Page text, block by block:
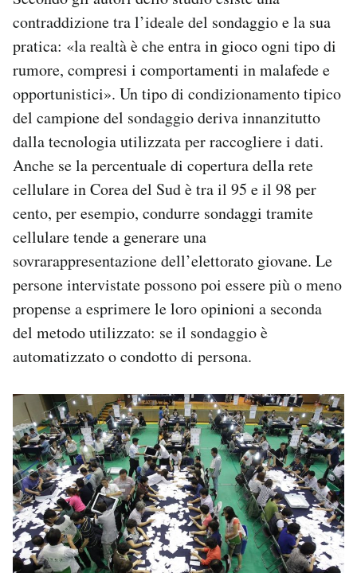
contraddizione tra l’ideale del sondaggio e la sua
pratica: «la realtà è che entra in gioco ogni tipo di
rumore, compresi i comportamenti in malafede e
opportunistici». Un tipo di condizionamento tipico
del campione del sondaggio deriva innanzitutto
dalla tecnologia utilizzata per raccogliere i dati.
Anche se la percentuale di copertura della rete
cellulare in Corea del Sud è tra il 95 e il 98 per
cento, per esempio, condurre sondaggi tramite
cellulare tende a generare una
sovrarappresentazione dell’elettorato giovane. Le
persone intervistate possono poi essere più o meno
propense a esprimere le loro opinioni a seconda
del metodo utilizzato: se il sondaggio è
automatizzato o condotto di persona.